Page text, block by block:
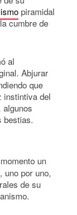
piramidal
cumbre de
al
Abjurar
que
instintiva del
bestias.
un
uno por uno,
de su